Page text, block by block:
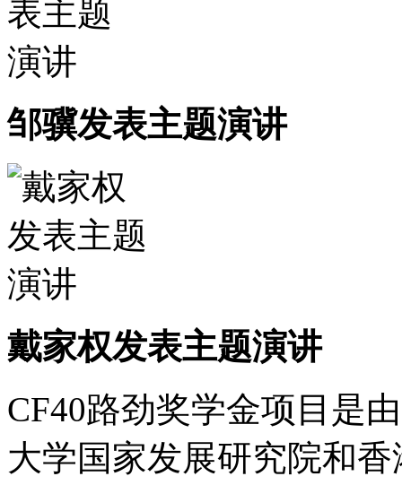
邹骥发表主题演讲
戴家权发表主题演讲
CF40路劲奖学金项目是
大学国家发展研究院和